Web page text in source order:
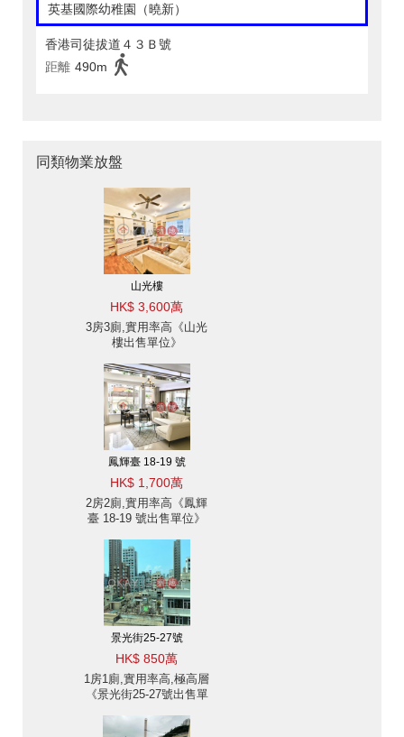
英基國際幼稚園（曉新）
香港司徒拔道４３Ｂ號
距離 490m
同類物業放盤
山光樓
HK$ 3,600萬
3房3廁,實用率高《山光
樓出售單位》
鳳輝臺 18-19 號
HK$ 1,700萬
2房2廁,實用率高《鳳輝
臺 18-19 號出售單位》
景光街25-27號
HK$ 850萬
1房1廁,實用率高,極高層
《景光街25-27號出售單